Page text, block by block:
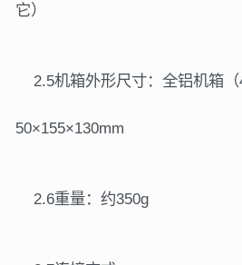
它）
2.5机箱外形尺寸：全铝机箱（
50×155×130mm
2.6重量：约350g